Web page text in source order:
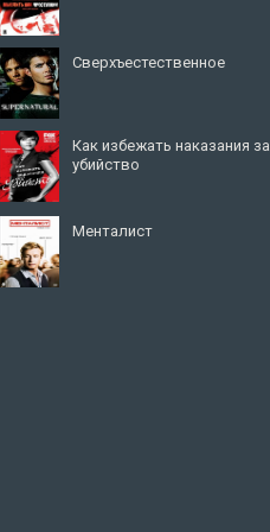
Сверхъестественное
Как избежать наказания за
убийство
Менталист